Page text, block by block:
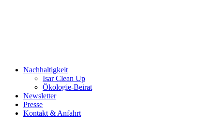
Nachhaltigkeit
Isar Clean Up
Ökologie-Beirat
Newsletter
Presse
Kontakt & Anfahrt